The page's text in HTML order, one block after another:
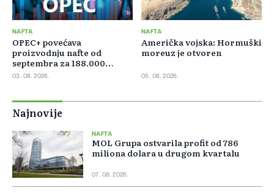
NAFTA
OPEC+ povećava
proizvodnju nafte od
septembra za 188.000
barela dnevno
03. 08. 2026.
NAFTA
Američka vojska: Hormuški
moreuz je otvoren
05. 08. 2026.
Najnovije
NAFTA
MOL Grupa ostvarila profit od 786
miliona dolara u drugom kvartalu
07. 08. 2026.